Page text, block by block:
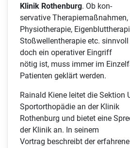
Klinik Rothenburg. Ob kon-
servative Therapiemaßnahmen,
Physiotherapie,
Stoßwellentherapie etc. sinnvoll
doch ein operativer Eingriff
nötig ist, muss immer im
Patienten geklärt werden.
Rainald Kiene leitet die Sektion
Sportorthopädie an der Klinik
Rothenburg und bietet eine
der Klinik an. In seinem
Vortrag beschreibt der